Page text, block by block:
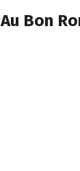
Au Bon